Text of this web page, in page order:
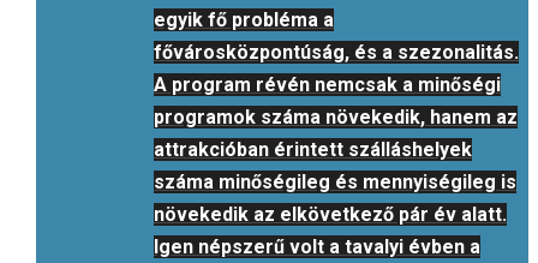
egyik fő probléma a
fővárosközpontúság, és a szezonalitás.
A program révén nemcsak a minőségi
programok száma növekedik, hanem az
attrakcióban érintett szálláshelyek
száma minőségileg és mennyiségileg is
növekedik az elkövetkező pár év alatt.
Igen népszerű volt a tavalyi évben a